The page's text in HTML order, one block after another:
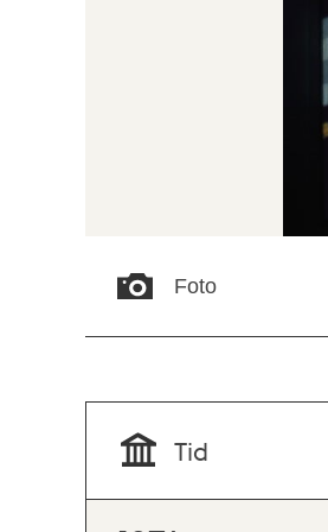
Foto
Tid